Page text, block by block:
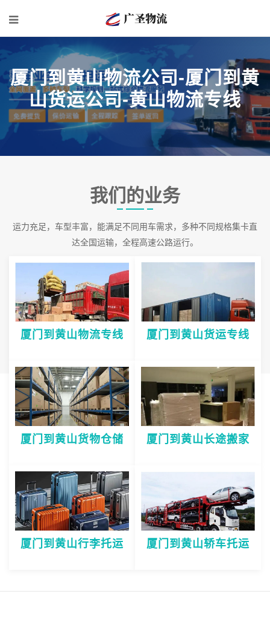
厦门到黄山物流公司-厦门到黄
山货运公司-黄山物流专线
我们的业务
运力充足，车型丰富，能满足不同用车需求，多种不同规格集卡直
达全国运输，全程高速公路运行。
厦门到黄山物流专线 厦门到黄山货运专线
厦门到黄山货物仓储 厦门到黄山长途搬家
厦门到黄山行李托运 厦门到黄山轿车托运